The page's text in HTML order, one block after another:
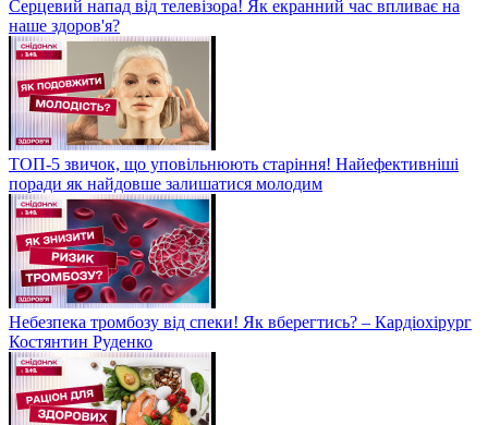
Серцевий напад від телевізора! Як екранний час впливає на
наше здоров'я?
ТОП-5 звичок, що уповільнюють старіння! Найефективніші
поради як найдовше залишатися молодим
Небезпека тромбозу від спеки! Як вберегтись? – Кардіохірург
Костянтин Руденко